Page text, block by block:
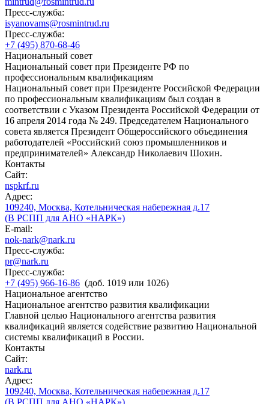
Пресс-служба:
isyanovams@rosmintrud.ru
Пресс-служба:
+7 (495) 870-68-46
Национальный совет
Национальный совет при Президенте РФ по
профессиональным квалификациям
Национальный совет при Президенте Российской Федерации
по профессиональным квалификациям был создан в
соответствии с Указом Президента Российской Федерации от
16 апреля 2014 года № 249. Председателем Национального
совета является Президент Общероссийского объединения
работодателей «Российский союз промышленников и
предпринимателей» Александр Николаевич Шохин.
Контакты
Сайт:
nspkrf.ru
Адрес:
109240, Москва, Котельническая набережная д.17
(В РСПП для АНО «НАРК»)
E-mail:
nok-nark@nark.ru
Пресс-служба:
pr@nark.ru
Пресс-служба:
+7 (495) 966-16-86 (доб. 1019 или 1026)
Национальное агентство
Национальное агентство развития квалификации
Главной целью Национального агентства развития
квалификаций является содействие развитию Национальной
системы квалификаций в России.
Контакты
Сайт:
nark.ru
Адрес:
109240, Москва, Котельническая набережная д.17
(В РСПП для АНО «НАРК»)